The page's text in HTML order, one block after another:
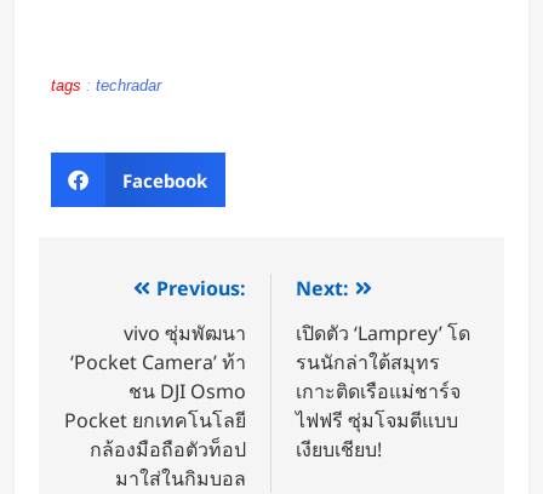
tags : techradar
Facebook
Previous:
vivo ซุ่มพัฒนา
‘Pocket Camera’ ท้า
ชน DJI Osmo
Pocket ยกเทคโนโลยี
กล้องมือถือตัวท็อป
มาใส่ในกิมบอล
Next:
เปิดตัว ‘Lamprey’ โด
รนนักล่าใต้สมุทร
เกาะติดเรือแม่ชาร์จ
ไฟฟรี ซุ่มโจมตีแบบ
เงียบเชียบ!